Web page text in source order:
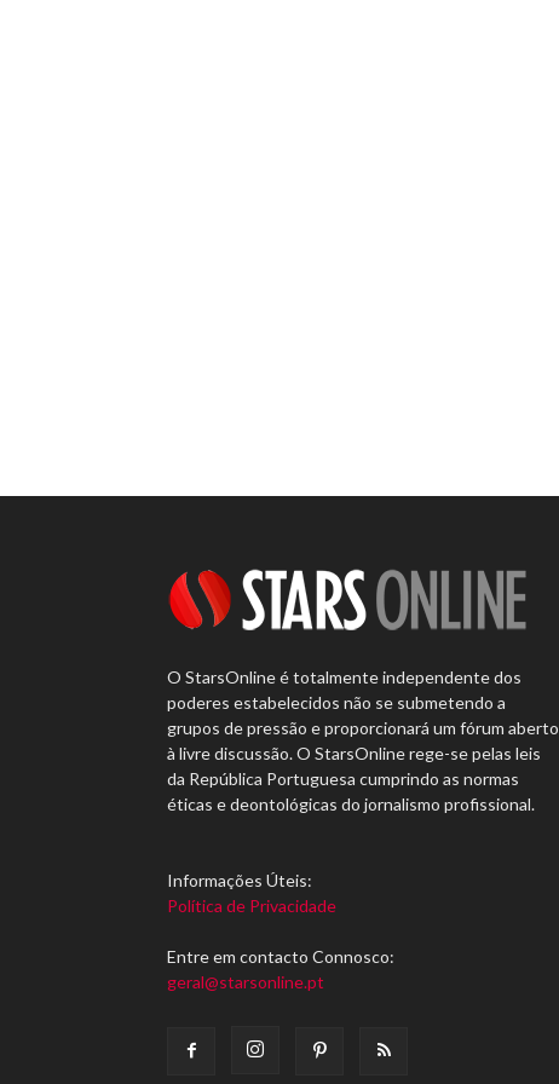
O StarsOnline é totalmente independente dos
poderes estabelecidos não se submetendo a
grupos de pressão e proporcionará um fórum aberto
à livre discussão. O StarsOnline rege-se pelas leis
da República Portuguesa cumprindo as normas
éticas e deontológicas do jornalismo profissional.
Informações Úteis:
Política de Privacidade
Entre em contacto Connosco:
geral@starsonline.pt